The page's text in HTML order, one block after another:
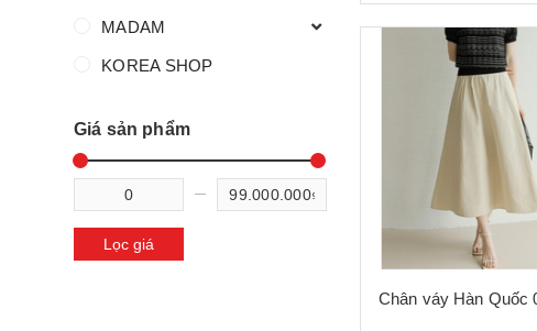
Chân váy Hàn Quốc
MADAM
KOREA SHOP
Giá sản phẩm
Lọc giá